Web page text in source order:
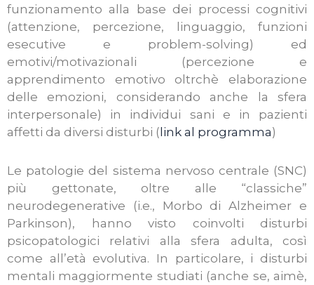
funzionamento alla base dei processi cognitivi
(attenzione, percezione, linguaggio, funzioni
esecutive e problem-solving) ed
emotivi/motivazionali (percezione e
apprendimento emotivo oltrchè elaborazione
delle emozioni, considerando anche la sfera
interpersonale) in individui sani e in pazienti
affetti da diversi disturbi ( link al programma)
Le patologie del sistema nervoso centrale (SNC)
più gettonate, oltre alle “classiche”
neurodegenerative (i.e., Morbo di Alzheimer e
Parkinson), hanno visto coinvolti disturbi
psicopatologici relativi alla sfera adulta, così
come all’età evolutiva. In particolare, i disturbi
mentali maggiormente studiati (anche se, aimè,